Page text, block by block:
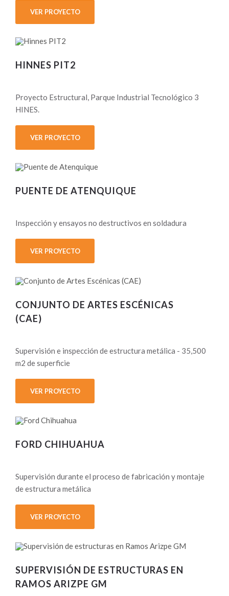
VER PROYECTO
HINNES PIT2
Proyecto Estructural, Parque Industrial Tecnológico 3
HINES.
VER PROYECTO
PUENTE DE ATENQUIQUE
Inspección y ensayos no destructivos en soldadura
VER PROYECTO
CONJUNTO DE ARTES ESCÉNICAS
(CAE)
Supervisión e inspección de estructura metálica - 35,500
m2 de superficie
VER PROYECTO
FORD CHIHUAHUA
Supervisión durante el proceso de fabricación y montaje
de estructura metálica
VER PROYECTO
SUPERVISIÓN DE ESTRUCTURAS EN
RAMOS ARIZPE GM